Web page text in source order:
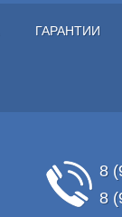
ГАРАНТИИ
8
8